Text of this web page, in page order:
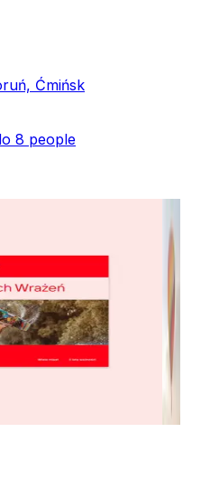
Ćmińsk
8 people